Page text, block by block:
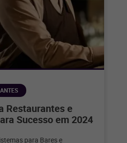
Restaurantes e
Sucesso em 2024
para Bares e